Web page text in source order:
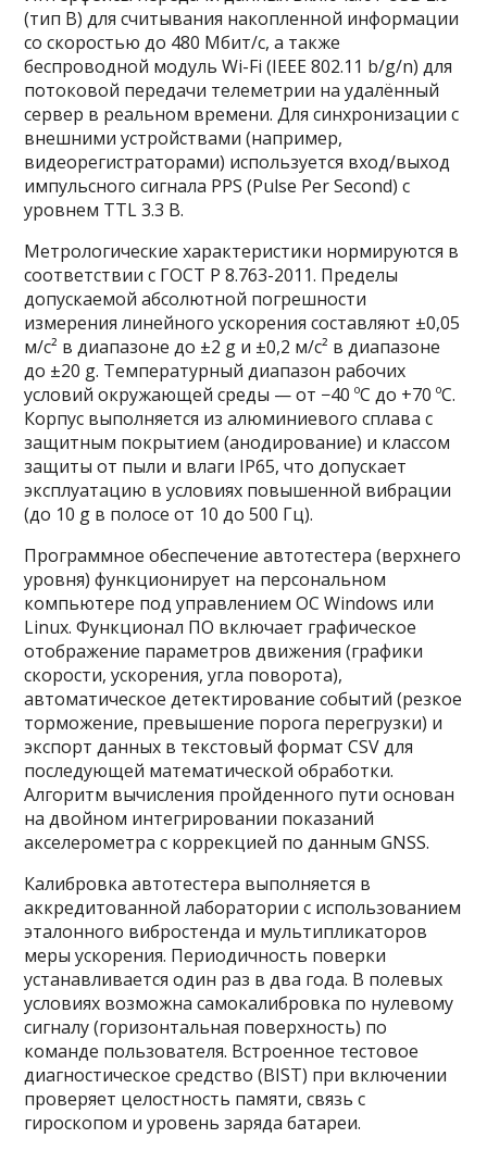
(тип B) для считывания накопленной информации
со скоростью до 480 Мбит/с, а также
беспроводной модуль Wi-Fi (IEEE 802.11 b/g/n) для
потоковой передачи телеметрии на удалённый
сервер в реальном времени. Для синхронизации с
внешними устройствами (например,
видеорегистраторами) используется вход/выход
импульсного сигнала PPS (Pulse Per Second) с
уровнем TTL 3.3 В.
Метрологические характеристики нормируются в
соответствии с ГОСТ Р 8.763-2011. Пределы
допускаемой абсолютной погрешности
измерения линейного ускорения составляют ±0,05
м/с² в диапазоне до ±2 g и ±0,2 м/с² в диапазоне
до ±20 g. Температурный диапазон рабочих
условий окружающей среды — от −40 ºC до +70 ºC.
Корпус выполняется из алюминиевого сплава с
защитным покрытием (анодирование) и классом
защиты от пыли и влаги IP65, что допускает
эксплуатацию в условиях повышенной вибрации
(до 10 g в полосе от 10 до 500 Гц).
Программное обеспечение автотестера (верхнего
уровня) функционирует на персональном
компьютере под управлением ОС Windows или
Linux. Функционал ПО включает графическое
отображение параметров движения (графики
скорости, ускорения, угла поворота),
автоматическое детектирование событий (резкое
торможение, превышение порога перегрузки) и
экспорт данных в текстовый формат CSV для
последующей математической обработки.
Алгоритм вычисления пройденного пути основан
на двойном интегрировании показаний
акселерометра с коррекцией по данным GNSS.
Калибровка автотестера выполняется в
аккредитованной лаборатории с использованием
эталонного вибростенда и мультипликаторов
меры ускорения. Периодичность поверки
устанавливается один раз в два года. В полевых
условиях возможна самокалибровка по нулевому
сигналу (горизонтальная поверхность) по
команде пользователя. Встроенное тестовое
диагностическое средство (BIST) при включении
проверяет целостность памяти, связь с
гироскопом и уровень заряда батареи.